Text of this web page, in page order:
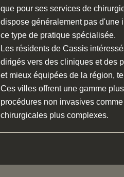
que pour ses services de
dispose généralement pas d'une
ce type de pratique spécialisée.
Les résidents de Cassis
dirigés vers des cliniques et des
et mieux équipées de la région,
Ces villes offrent une gamme
procédures non invasives
chirurgicales plus complexes.